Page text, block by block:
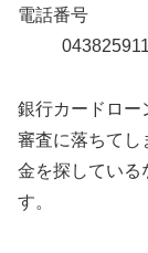
電話番号
銀行カードロー
審査に落ちてし
金を探している
す。